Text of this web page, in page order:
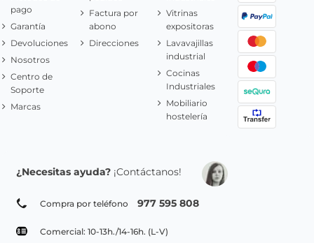
pago
Garantía
Devoluciones
Nosotros
Centro de
Soporte
Marcas
Factura por
abono
Direcciones
Vitrinas
expositoras
Lavavajillas
industrial
Cocinas
Industriales
Mobiliario
hostelería
¿Necesitas ayuda? ¡Contáctanos!
Compra por teléfono 977 595 808
Comercial: 10-13h./14-16h. (L-V)